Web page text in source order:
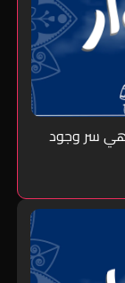
هي سر وجود